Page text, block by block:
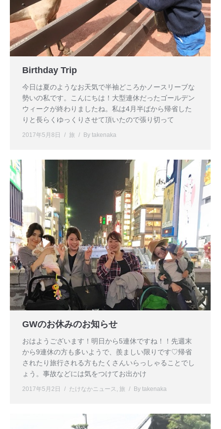
Birthday Trip
今日は夏のようなお天気で半袖どころかノースリーブな
勢いの私です。こんにちは！大型連休だったゴールデン
ウィークが終わりましたね。私は4月半ばから帰省した
りと長らくゆっくりさせて頂いたので張り切って
2017年5月8日 旅 By takenaka
GWのお休みのお知らせ
おはようございます！明日から5連休ですね！！先週末
から9連休の方も多いようで、羨ましい限りです♡帰省
されたり旅行される方もたくさんいらっしゃることでし
ょう。事故などには気をつけてお出かけ
2017年5月2日 たけなかニュース , 旅 By takenaka